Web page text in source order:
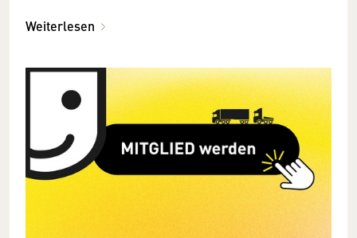
Weiterlesen